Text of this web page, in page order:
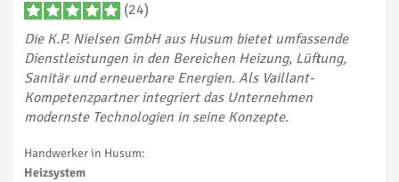
(24)
Die K.P. Nielsen GmbH aus Husum bietet umfassende
Dienstleistungen in den Bereichen Heizung, Lüftung,
Sanitär und erneuerbare Energien. Als Vaillant-
Kompetenzpartner integriert das Unternehmen
modernste Technologien in seine Konzepte.
Handwerker in Husum:
Heizsystem